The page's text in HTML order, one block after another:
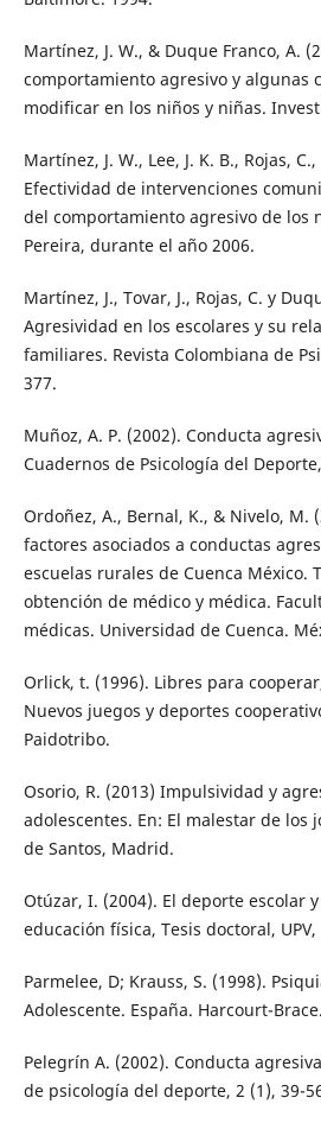
Martínez, J. W., & Duque Franco, A.
comportamiento agresivo y algunas
modificar en los niños y niñas.
Martínez, J. W., Lee, J. K. B., Rojas,
Efectividad de intervenciones
del comportamiento agresivo de los
Pereira, durante el año 2006.
Martínez, J., Tovar, J., Rojas, C. y
Agresividad en los escolares y su
familiares. Revista Colombiana de
377.
Muñoz, A. P. (2002). Conducta
Cuadernos de Psicología del
Ordoñez, A., Bernal, K., & Nivelo, M.
factores asociados a conductas
escuelas rurales de Cuenca México.
obtención de médico y médica.
médicas. Universidad de Cuenca.
Orlick, t. (1996). Libres para
Nuevos juegos y deportes
Paidotribo.
Osorio, R. (2013) Impulsividad y
adolescentes. En: El malestar de los
de Santos, Madrid.
Otúzar, I. (2004). El deporte escolar
educación física, Tesis doctoral,
Parmelee, D; Krauss, S. (1998).
Adolescente. España. Harcourt-
Pelegrín A. (2002). Conducta
de psicología del deporte, 2 (1), 39-